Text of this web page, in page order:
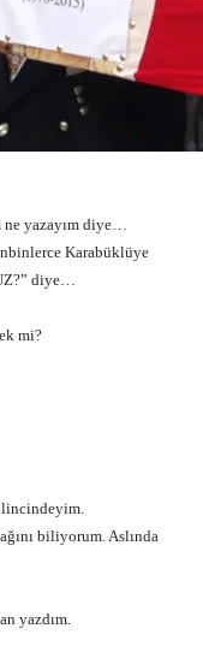
ne yazayım diye…
Karabüklüye
diye…
mi?
biliyorum. Aslında
yazdım.